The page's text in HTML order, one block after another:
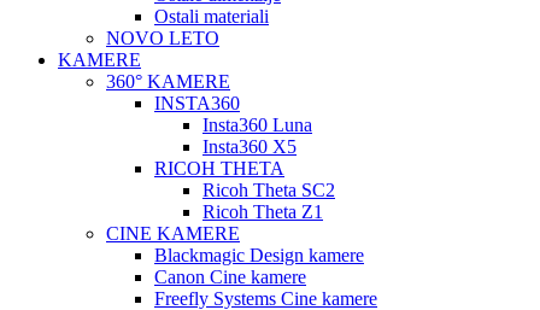
Ostali materiali
NOVO LETO
KAMERE
360° KAMERE
INSTA360
Insta360 Luna
Insta360 X5
RICOH THETA
Ricoh Theta SC2
Ricoh Theta Z1
CINE KAMERE
Blackmagic Design kamere
Canon Cine kamere
Freefly Systems Cine kamere